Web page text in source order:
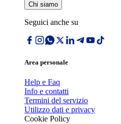
Chi siamo
Seguici anche su
Area personale
Help e Faq
Info e contatti
Termini del servizio
Utilizzo dati e privacy
Cookie Policy